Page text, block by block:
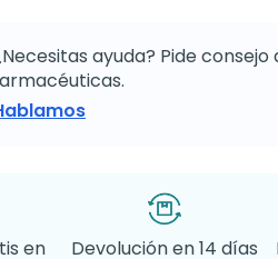
ayuda? Pide consejo
en
Devolución en 14 días